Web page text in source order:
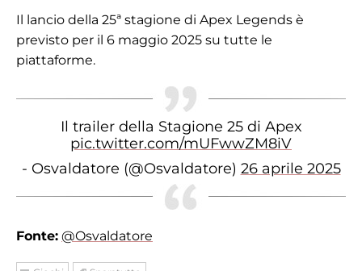
Il lancio della 25ª stagione di Apex Legends è
previsto per il 6 maggio 2025 su tutte le
piattaforme.
Il trailer della Stagione 25 di Apex
pic.twitter.com/mUFwwZM8iV
- Osvaldatore (@Osvaldatore) 26 aprile 2025
Fonte: @Osvaldatore